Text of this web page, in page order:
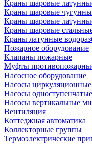
Краны шаровые
Краны шаровые
Краны шаровые
Краны шаровые
Краны латунные
Пожарное оборудование
Клапаны пожарные
Муфты
Насосное оборудование
Насосы
Насосы
Насосы вертикальные
Вентиляция
Коттеджная автоматика
Коллекторные группы
Термоэлектрические